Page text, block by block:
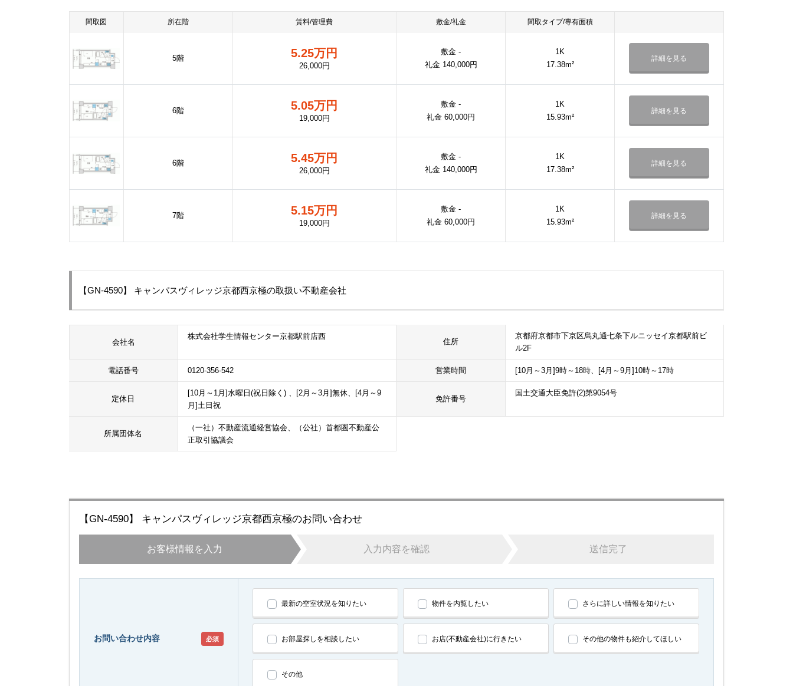
間取図 所在階 賃料/管理費 敷金/礼金 間取タイプ/専有面積
5階 5.25万円
26,000円
敷金 -
礼金 140,000円
1K
17.38m²
詳細を見る
6階 5.05万円
19,000円
敷金 -
礼金 60,000円
1K
15.93m²
詳細を見る
6階 5.45万円
26,000円
敷金 -
礼金 140,000円
1K
17.38m²
詳細を見る
7階 5.15万円
19,000円
敷金 -
礼金 60,000円
1K
15.93m²
詳細を見る
【GN-4590】 キャンパスヴィレッジ京都西京極の取扱い不動産会社
会社名
株式会社学生情報センター京都駅前店西
住所
京都府京都市下京区烏丸通七条下ルニッセイ京都駅前ビ
ル2F
電話番号 0120-356-542 営業時間 [10月～3月]9時～18時、[4月～9月]10時～17時
定休日
[10月～1月]水曜日(祝日除く) 、[2月～3月]無休、[4月～9
月]土日祝
免許番号
国土交通大臣免許(2)第9054号
所属団体名
（一社）不動産流通経営協会、（公社）首都圏不動産公
正取引協議会
【GN-4590】 キャンパスヴィレッジ京都西京極のお問い合わせ
お客様情報を入力 入力内容を確認 送信完了
お問い合わせ内容 必須
最新の空室状況を知りたい 物件を内覧したい さらに詳しい情報を知りたい
お部屋探しを相談したい お店(不動産会社)に行きたい その他の物件も紹介してほしい
その他